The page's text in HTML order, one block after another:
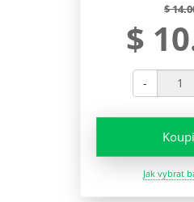
$
$
-
Jak vybrat